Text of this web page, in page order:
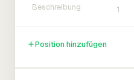
Position hinzufügen